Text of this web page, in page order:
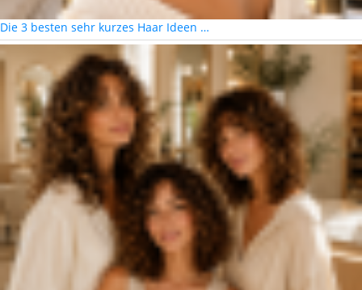
Die 3 besten sehr kurzes Haar Ideen …